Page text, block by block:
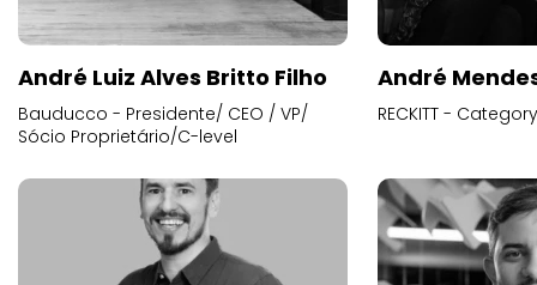
André Luiz Alves Britto Filho
Bauducco - Presidente/ CEO / VP/
Sócio Proprietário/C-level
André
RECKITT -